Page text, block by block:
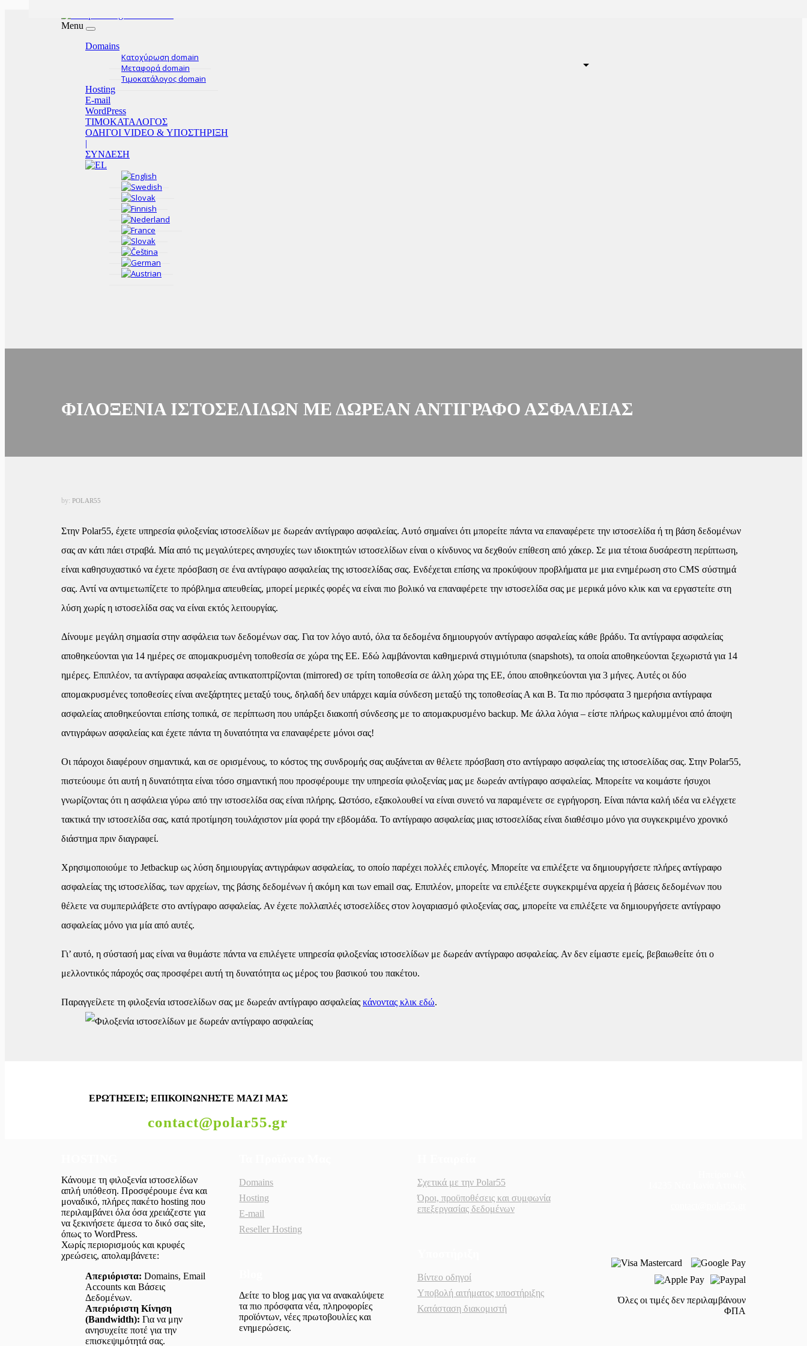
Menu
Domains
Κατοχύρωση domain
Μεταφορά domain
Τιμοκατάλογος domain
Hosting
E-mail
WordPress
ΤΙΜΟΚΑΤΑΛΟΓΟΣ
ΟΔΗΓΟΙ VIDEO & ΥΠΟΣΤΗΡΙΞΗ
|
ΣΥΝΔΕΣΗ
ΦΙΛΟΞΕΝΊΑ ΙΣΤΟΣΕΛΊΔΩΝ ΜΕ ΔΩΡΕΆΝ ΑΝΤΊΓΡΑΦΟ ΑΣΦΑΛΕΊΑΣ
by: POLAR55
Στην Polar55, έχετε υπηρεσία φιλοξενίας ιστοσελίδων με δωρεάν αντίγραφο ασφαλείας. Αυτό σημαίνει ότι μπορείτε πάντα να επαναφέρετε την ιστοσελίδα ή τη βάση δεδομένων
σας αν κάτι πάει στραβά. Μία από τις μεγαλύτερες ανησυχίες των ιδιοκτητών ιστοσελίδων είναι ο κίνδυνος να δεχθούν επίθεση από χάκερ. Σε μια τέτοια δυσάρεστη περίπτωση,
είναι καθησυχαστικό να έχετε πρόσβαση σε ένα αντίγραφο ασφαλείας της ιστοσελίδας σας. Ενδέχεται επίσης να προκύψουν προβλήματα με μια ενημέρωση στο CMS σύστημά
σας. Αντί να αντιμετωπίζετε το πρόβλημα απευθείας, μπορεί μερικές φορές να είναι πιο βολικό να επαναφέρετε την ιστοσελίδα σας με μερικά μόνο κλικ και να εργαστείτε στη
λύση χωρίς η ιστοσελίδα σας να είναι εκτός λειτουργίας.
Δίνουμε μεγάλη σημασία στην ασφάλεια των δεδομένων σας. Για τον λόγο αυτό, όλα τα δεδομένα δημιουργούν αντίγραφο ασφαλείας κάθε βράδυ. Τα αντίγραφα ασφαλείας
αποθηκεύονται για 14 ημέρες σε απομακρυσμένη τοποθεσία σε χώρα της ΕΕ. Εδώ λαμβάνονται καθημερινά στιγμιότυπα (snapshots), τα οποία αποθηκεύονται ξεχωριστά για 14
ημέρες. Επιπλέον, τα αντίγραφα ασφαλείας αντικατοπτρίζονται (mirrored) σε τρίτη τοποθεσία σε άλλη χώρα της ΕΕ, όπου αποθηκεύονται για 3 μήνες. Αυτές οι δύο
απομακρυσμένες τοποθεσίες είναι ανεξάρτητες μεταξύ τους, δηλαδή δεν υπάρχει καμία σύνδεση μεταξύ της τοποθεσίας Α και Β. Τα πιο πρόσφατα 3 ημερήσια αντίγραφα
ασφαλείας αποθηκεύονται επίσης τοπικά, σε περίπτωση που υπάρξει διακοπή σύνδεσης με το απομακρυσμένο backup. Με άλλα λόγια – είστε πλήρως καλυμμένοι από άποψη
αντιγράφων ασφαλείας και έχετε πάντα τη δυνατότητα να επαναφέρετε μόνοι σας!
Οι πάροχοι διαφέρουν σημαντικά, και σε ορισμένους, το κόστος της συνδρομής σας αυξάνεται αν θέλετε πρόσβαση στο αντίγραφο ασφαλείας της ιστοσελίδας σας. Στην Polar55,
πιστεύουμε ότι αυτή η δυνατότητα είναι τόσο σημαντική που προσφέρουμε την υπηρεσία φιλοξενίας μας με δωρεάν αντίγραφο ασφαλείας. Μπορείτε να κοιμάστε ήσυχοι
γνωρίζοντας ότι η ασφάλεια γύρω από την ιστοσελίδα σας είναι πλήρης. Ωστόσο, εξακολουθεί να είναι συνετό να παραμένετε σε εγρήγορση. Είναι πάντα καλή ιδέα να ελέγχετε
τακτικά την ιστοσελίδα σας, κατά προτίμηση τουλάχιστον μία φορά την εβδομάδα. Το αντίγραφο ασφαλείας μιας ιστοσελίδας είναι διαθέσιμο μόνο για συγκεκριμένο χρονικό
διάστημα πριν διαγραφεί.
Χρησιμοποιούμε το Jetbackup ως λύση δημιουργίας αντιγράφων ασφαλείας, το οποίο παρέχει πολλές επιλογές. Μπορείτε να επιλέξετε να δημιουργήσετε πλήρες αντίγραφο
ασφαλείας της ιστοσελίδας, των αρχείων, της βάσης δεδομένων ή ακόμη και των email σας. Επιπλέον, μπορείτε να επιλέξετε συγκεκριμένα αρχεία ή βάσεις δεδομένων που
θέλετε να συμπεριλάβετε στο αντίγραφο ασφαλείας. Αν έχετε πολλαπλές ιστοσελίδες στον λογαριασμό φιλοξενίας σας, μπορείτε να επιλέξετε να δημιουργήσετε αντίγραφο
ασφαλείας μόνο για μία από αυτές.
Γι’ αυτό, η σύστασή μας είναι να θυμάστε πάντα να επιλέγετε υπηρεσία φιλοξενίας ιστοσελίδων με δωρεάν αντίγραφο ασφαλείας. Αν δεν είμαστε εμείς, βεβαιωθείτε ότι ο
μελλοντικός πάροχός σας προσφέρει αυτή τη δυνατότητα ως μέρος του βασικού του πακέτου.
Παραγγείλετε τη φιλοξενία ιστοσελίδων σας με δωρεάν αντίγραφο ασφαλείας κάνοντας κλικ εδώ.
ΕΡΩΤΗΣΕΙΣ; ΕΠΙΚΟΙΝΩΝΗΣΤΕ ΜΑΖΙ ΜΑΣ
contact@polar55.gr
Κάνουμε τη φιλοξενία ιστοσελίδων
απλή υπόθεση. Προσφέρουμε ένα και
μοναδικό, πλήρες πακέτο hosting που
περιλαμβάνει όλα όσα χρειάζεστε για
να ξεκινήσετε άμεσα το δικό σας site,
όπως το WordPress.
Χωρίς περιορισμούς και κρυφές
χρεώσεις, απολαμβάνετε:
Απεριόριστα: Domains, Email
Accounts και Βάσεις
Δεδομένων.
Απεριόριστη Κίνηση
(Bandwidth): Για να μην
ανησυχείτε ποτέ για την
επισκεψιμότητά σας.
Domains
Hosting
E-mail
Reseller Hosting
Δείτε το blog μας για να ανακαλύψετε
τα πιο πρόσφατα νέα, πληροφορίες
προϊόντων, νέες πρωτοβουλίες και
ενημερώσεις.
Σχετικά με την Polar55
Όροι, προϋποθέσεις και συμφωνία
επεξεργασίας δεδομένων
Βίντεο οδηγοί
Υποβολή αιτήματος υποστήριξης
Κατάσταση διακομιστή
Όλες οι τιμές δεν περιλαμβάνουν
ΦΠΑ